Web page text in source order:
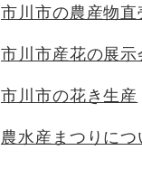
市川市の農産物直
市川市産花の展示
市川市の花き生産
農水産まつりにつ